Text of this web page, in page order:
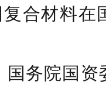
合材料在
国务院国